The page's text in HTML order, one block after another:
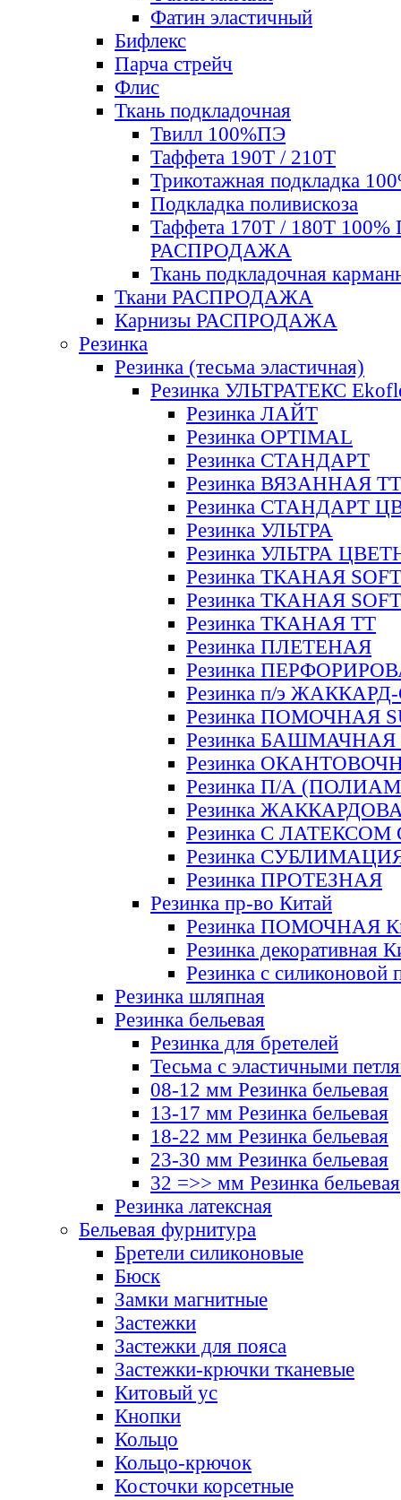
Фатин элаcтичный
Бифлекс
Парча стрейч
Флис
Ткань подкладочная
Твилл 100%ПЭ
Таффета 190Т / 210Т
Трикотажная подкладка
Подкладка поливискоза
Таффета 170Т / 180Т 100%
РАСПРОДАЖА
Ткань подкладочная
Ткани РАСПРОДАЖА
Карнизы РАСПРОДАЖА
Резинка
Резинка (тесьма эластичная)
Резинка УЛЬТРАТЕКС
Резинка ЛАЙТ
Резинка OPTIMAL
Резинка СТАНДАРТ
Резинка ВЯЗАННАЯ ТТ
Резинка СТАНДАРТ
Резинка УЛЬТРА
Резинка УЛЬТРА
Резинка ТКАНАЯ SOFT
Резинка ТКАНАЯ
Резинка ТКАНАЯ ТТ
Резинка ПЛЕТЕНАЯ
Резинка
Резинка п/э
Резинка ПОМОЧНАЯ
Резинка БАШМАЧНАЯ
Резинка
Резинка П/А
Резинка
Резинка С ЛАТЕКСОМ
Резинка
Резинка ПРОТЕЗНАЯ
Резинка пр-во Китай
Резинка ПОМОЧНАЯ
Резинка декоративная
Резинка с силиконовой
Резинка шляпная
Резинка бельевая
Резинка для бретелей
Тесьма с эластичными
08-12 мм Резинка бельевая
13-17 мм Резинка бельевая
18-22 мм Резинка бельевая
23-30 мм Резинка бельевая
32 =>> мм Резинка бельевая
Резинка латексная
Бельевая фурнитура
Бретели силиконовые
Бюск
Замки магнитные
Застежки
Застежки для пояса
Застежки-крючки тканевые
Китовый ус
Кнопки
Кольцо
Кольцо-крючок
Косточки корсетные